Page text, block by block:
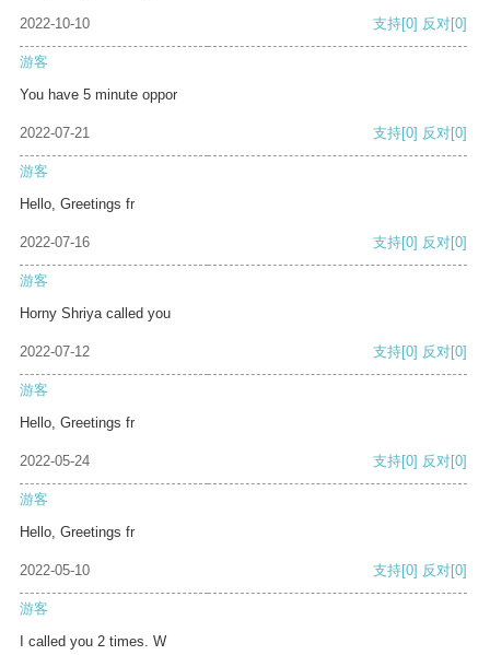
2022-10-10 支持[0] 反对[0]
游客
You have 5 minute oppor
2022-07-21 支持[0] 反对[0]
游客
Hello, Greetings fr
2022-07-16 支持[0] 反对[0]
游客
Horny Shriya called you
2022-07-12 支持[0] 反对[0]
游客
Hello, Greetings fr
2022-05-24 支持[0] 反对[0]
游客
Hello, Greetings fr
2022-05-10 支持[0] 反对[0]
游客
I called you 2 times. W